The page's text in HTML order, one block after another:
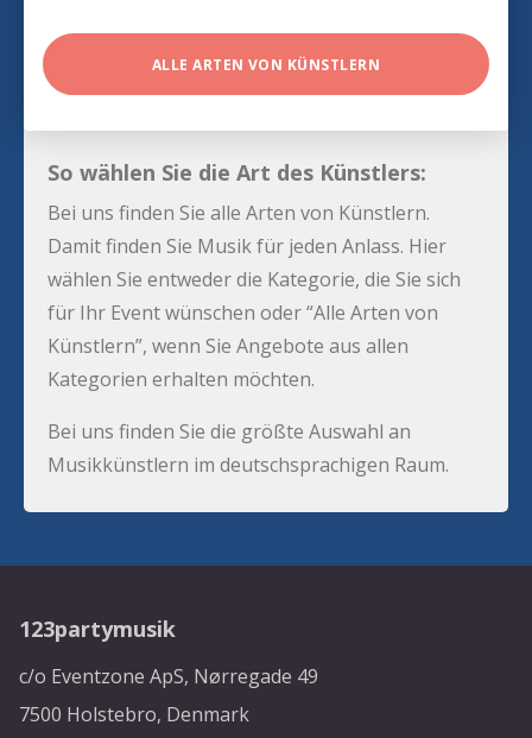
ALLE ARTEN VON KÜNSTLERN
So wählen Sie die Art des Künstlers:
Bei uns finden Sie alle Arten von Künstlern.
Damit finden Sie Musik für jeden Anlass. Hier
wählen Sie entweder die Kategorie, die Sie sich
für Ihr Event wünschen oder “Alle Arten von
Künstlern”, wenn Sie Angebote aus allen
Kategorien erhalten möchten.
Bei uns finden Sie die größte Auswahl an
Musikkünstlern im deutschsprachigen Raum.
123partymusik
c/o Eventzone ApS, Nørregade 49
7500 Holstebro, Denmark